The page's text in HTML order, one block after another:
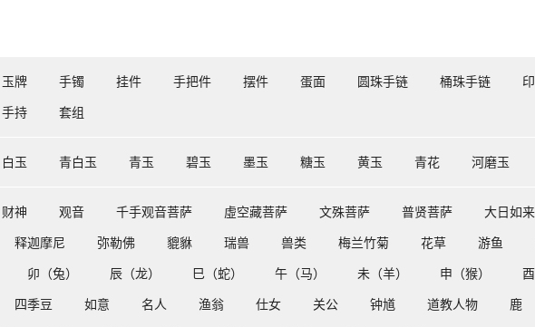
玉牌 手镯 挂件 手把件 摆件 蛋面 圆珠手链 桶珠手链
手持 套组
白玉 青白玉 青玉 碧玉 墨玉 糖玉 黄玉 青花 河磨玉
财神 观音 千手观音菩萨 虛空藏菩萨 文殊菩萨 普贤菩萨 大日如
释迦摩尼 弥勒佛 貔貅 瑞兽 兽类 梅兰竹菊 花草 游鱼
卯（兔） 辰（龙） 巳（蛇） 午（马） 未（羊） 申（猴）
四季豆 如意 名人 渔翁 仕女 关公 钟馗 道教人物 鹿